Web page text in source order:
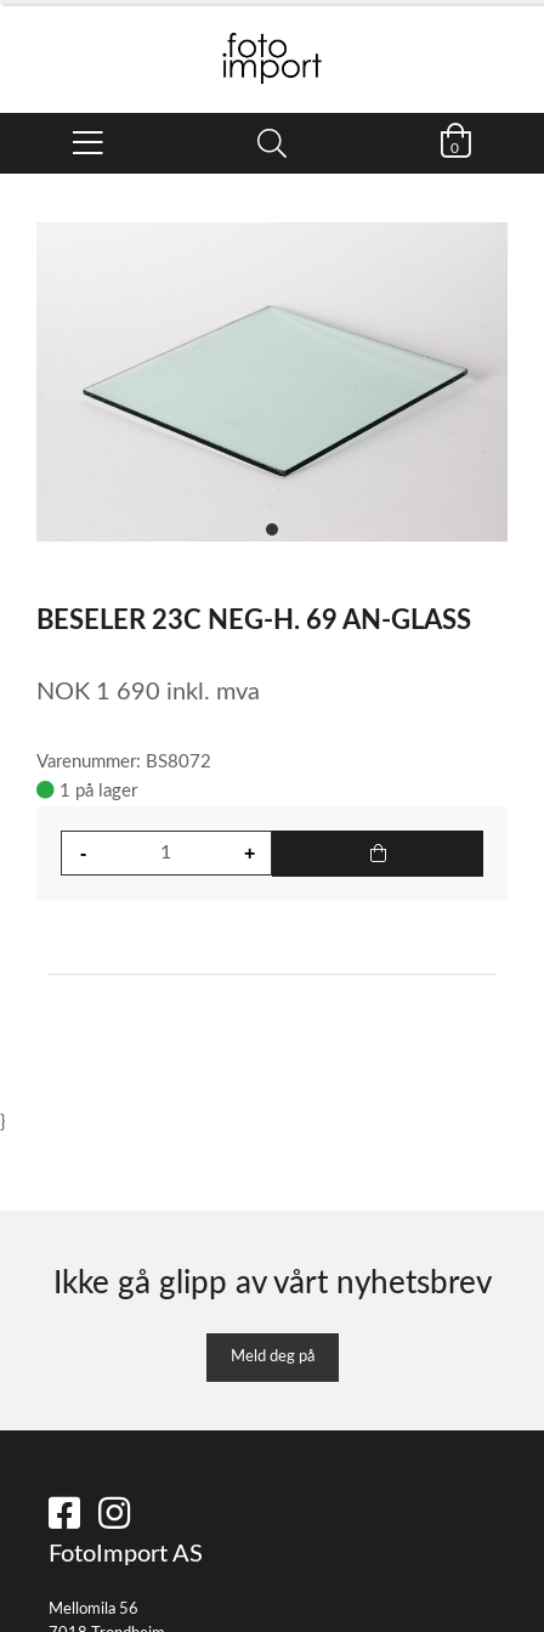
0
item
of
BESELER 23C NEG-H. 69 AN-GLASS
NOK 1 690 inkl. mva
Varenummer: BS8072
1 på lager
}
Ikke gå glipp av vårt nyhetsbrev
Meld deg på
FotoImport AS
Mellomila 56